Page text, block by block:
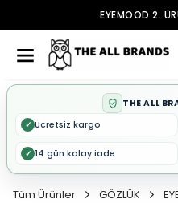
EYEMOOD 2.
THE ALL
✓ Ücretsiz kargo
✓ 14 gün kolay iade
Tüm Ürünler GÖZLÜK